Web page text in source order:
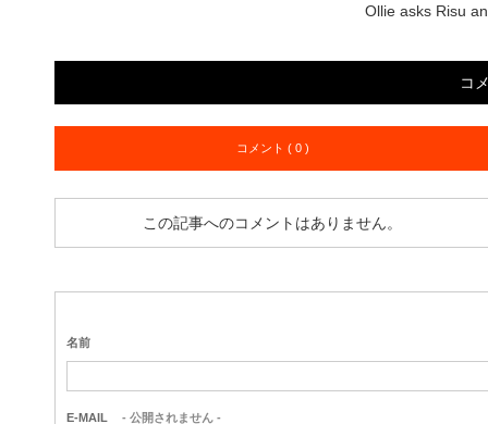
Ollie asks Risu
コ
コメント ( 0 )
この記事へのコメントはありません。
名前
E-MAIL - 公開されません -